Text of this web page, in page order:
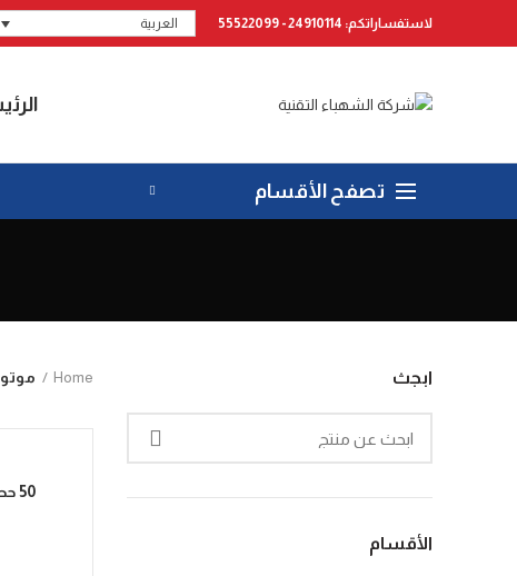
لاستفساراتكم: 24910114 - 55522099 العربية
تصفح الأقسام
ابجث
الأقسام
Home
50 حصان موتور 3 فاز 2800 دوره